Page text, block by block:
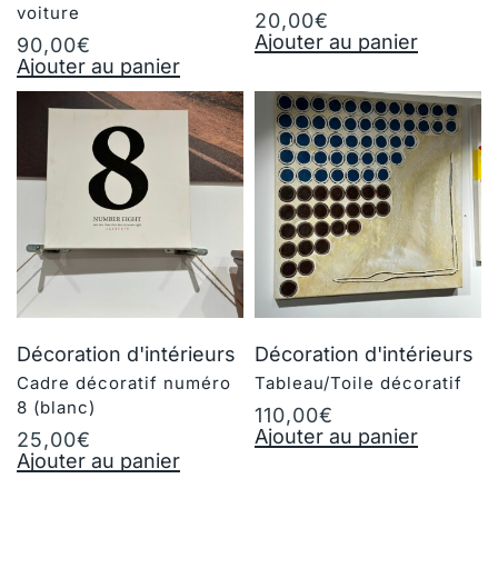
voiture
90,00€
Ajouter au panier
20,00€
Ajouter au panier
Décoration d'intérieurs
Cadre décoratif numéro
8 (blanc)
25,00€
Ajouter au panier
Décoration d'intérieurs
Tableau/Toile décoratif
110,00€
Ajouter au panier